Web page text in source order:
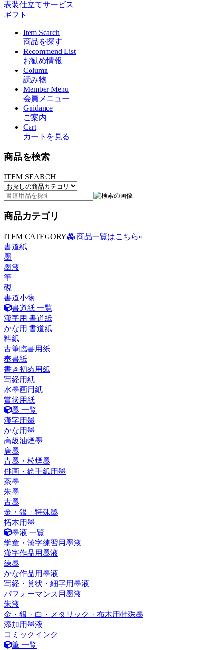
表装仕立てサービス
ギフト
Item Search
商品を探す
Recommend List
お勧め情報
Column
読み物
Member Menu
会員メニュー
Guidance
ご案内
Cart
カートを見る
商品を検索
ITEM SEARCH
商品カテゴリ
ITEM CATEGORY
商品一覧はこちら»
書道紙
墨
墨液
筆
硯
書道小物
書道紙 一覧
漢字用 書道紙
かな用 書道紙
料紙
古筆臨書用紙
奉書紙
書き初め用紙
写経用紙
水墨画用紙
賞状用紙
墨 一覧
漢字用墨
かな用墨
高級油煙墨
唐墨
青墨・松煙墨
俳画・絵手紙用墨
茶墨
朱墨
古墨
金・銀・特殊墨
拓本用墨
墨液 一覧
学童・漢字練習用墨液
漢字作品用墨液
練墨
かな作品用墨液
写経・賞状・細字用墨液
パフォーマンス用墨液
朱液
金・銀・白・メタリック・布木用特殊墨
添加用墨液
コミックインク
筆 一覧